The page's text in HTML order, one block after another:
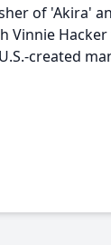
of 'Akira'
Vinnie
created